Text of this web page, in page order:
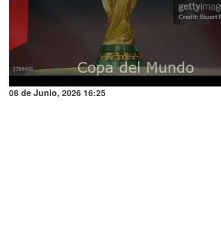
08 de Junio, 2026 16:25